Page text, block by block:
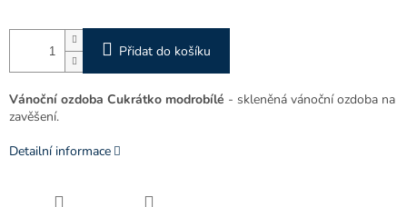
Přidat do košíku
Vánoční ozdoba Cukrátko modrobílé - skleněná vánoční ozdoba na
zavěšení.
Detailní informace